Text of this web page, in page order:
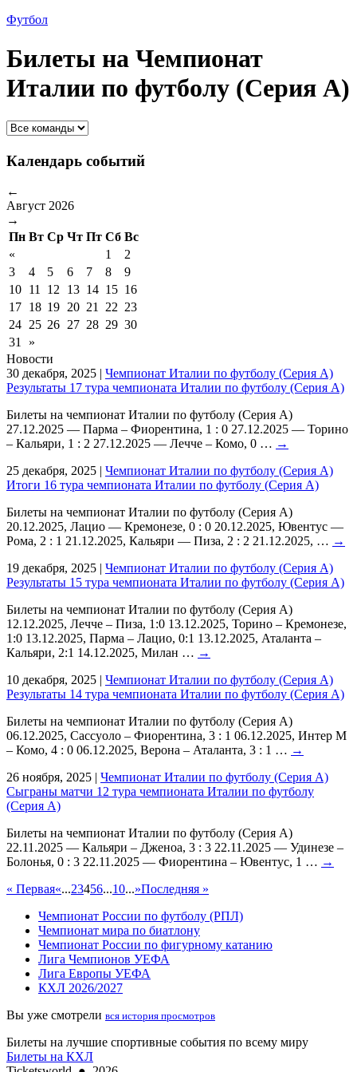
Футбол
Билеты на Чемпионат
Италии по футболу (Серия А)
Календарь событий
←
Август 2026
→
Пн Вт Ср Чт Пт Сб Вс
«
1
2
3
4 5 6 7 8
9
10 11 12 13 14 15 16
17 18 19 20 21 22 23
24 25 26 27 28 29 30
31
»
Новости
30 декабря, 2025 | Чемпионат Италии по футболу (Серия А)
Результаты 17 тура чемпионата Италии по футболу (Серия А)
Билеты на чемпионат Италии по футболу (Серия А)
27.12.2025 — Парма – Фиорентина, 1 : 0 27.12.2025 — Торино
– Кальяри, 1 : 2 27.12.2025 — Лечче – Комо, 0 … →
25 декабря, 2025 | Чемпионат Италии по футболу (Серия А)
Итоги 16 тура чемпионата Италии по футболу (Серия А)
Билеты на чемпионат Италии по футболу (Серия А)
20.12.2025, Лацио — Кремонезе, 0 : 0 20.12.2025, Ювентус —
Рома, 2 : 1 21.12.2025, Кальяри — Пиза, 2 : 2 21.12.2025, … →
19 декабря, 2025 | Чемпионат Италии по футболу (Серия А)
Результаты 15 тура чемпионата Италии по футболу (Серия А)
Билеты на чемпионат Италии по футболу (Серия А)
12.12.2025, Лечче – Пиза, 1:0 13.12.2025, Торино – Кремонезе,
1:0 13.12.2025, Парма – Лацио, 0:1 13.12.2025, Аталанта –
Кальяри, 2:1 14.12.2025, Милан … →
10 декабря, 2025 | Чемпионат Италии по футболу (Серия А)
Результаты 14 тура чемпионата Италии по футболу (Серия А)
Билеты на чемпионат Италии по футболу (Серия А)
06.12.2025, Сассуоло – Фиорентина, 3 : 1 06.12.2025, Интер М
– Комо, 4 : 0 06.12.2025, Верона – Аталанта, 3 : 1 … →
26 ноября, 2025 | Чемпионат Италии по футболу (Серия А)
Сыграны матчи 12 тура чемпионата Италии по футболу
(Серия А)
Билеты на чемпионат Италии по футболу (Серия А)
22.11.2025 — Кальяри – Дженоа, 3 : 3 22.11.2025 — Удинезе –
Болонья, 0 : 3 22.11.2025 — Фиорентина – Ювентус, 1 … →
« Первая«...23456...10...»Последняя »
Чемпионат России по футболу (РПЛ)
Чемпионат мира по биатлону
Чемпионат России по фигурному катанию
Лига Чемпионов УЕФА
Лига Европы УЕФА
КХЛ 2026/2027
Вы уже смотрели вся история просмотров
Билеты на лучшие спортивные события по всему миру
Билеты на КХЛ